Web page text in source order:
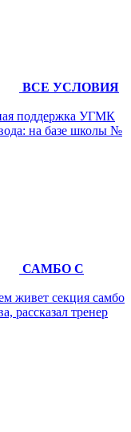
ВСЕ УСЛОВИЯ
поддержка УГМК
на базе школы №
САМБО С
живет секция самбо
рассказал тренер